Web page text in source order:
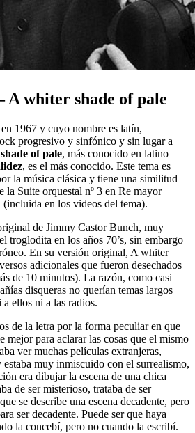
whiter shade of pale
1967 y cuyo nombre es latín,
progresivo y sinfónico y sin lugar a
of pale, más conocido en latino
, es el más conocido. Este tema es
la música clásica y tiene una similitud
la Suite orquestal nº 3 en Re mayor
en los videos del tema).
de Jimmy Castor Bunch, muy
troglodita en los años 70’s, sin embargo
En su versión original, A whiter
adicionales que fueron desechados
de 10 minutos). La razón, como casi
disqueras no querían temas largos
ellos ni a las radios.
de la letra por la forma peculiar en que
mejor para aclarar las cosas que el mismo
ver muchas películas extranjeras,
estaba muy inmiscuido con el surrealismo,
era dibujar la escena de una chica
de ser misterioso, trataba de ser
se describe una escena decadente, pero
ser decadente. Puede ser que haya
la concebí, pero no cuando la escribí.